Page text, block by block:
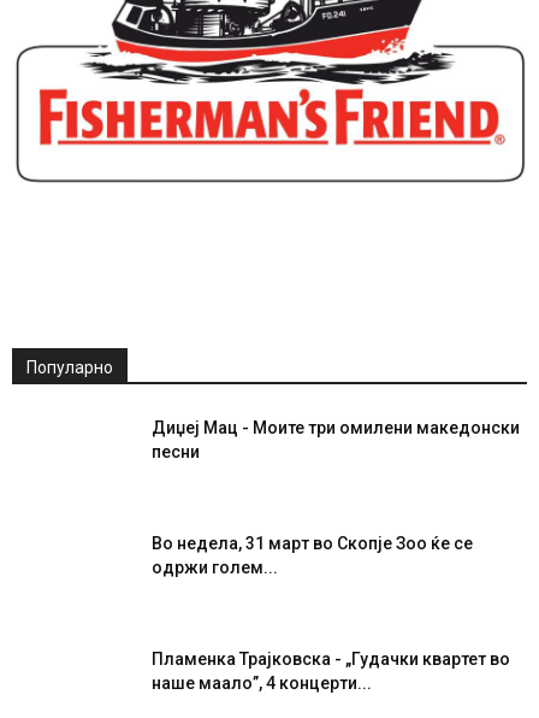
Популарно
Диџеј Мац - Моите три омилени македонски
песни
Во недела, 31 март во Скопје Зоо ќе се
одржи голем...
Пламенка Трајковска - „Гудачки квартет во
наше маало”, 4 концерти...